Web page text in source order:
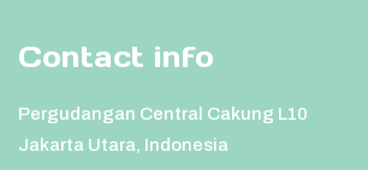
Contact info
Pergudangan Central Cakung L10
Jakarta Utara, Indonesia